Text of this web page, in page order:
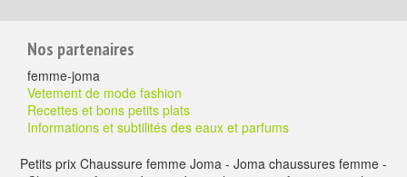
Pour
aller
plus
loin
Nos partenaires
femme-joma
Vetement de mode fashion
Recettes et bons petits plats
Informations et subtilités des eaux et parfums
Petits prix Chaussure femme Joma - Joma chaussures femme -